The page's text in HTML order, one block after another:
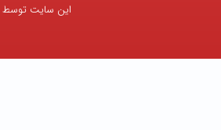
این سایت توسط